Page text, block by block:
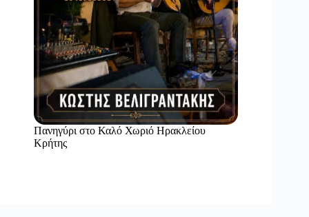
Πανηγύρι στο Καλό Χωριό Ηρακλείου
Κρήτης